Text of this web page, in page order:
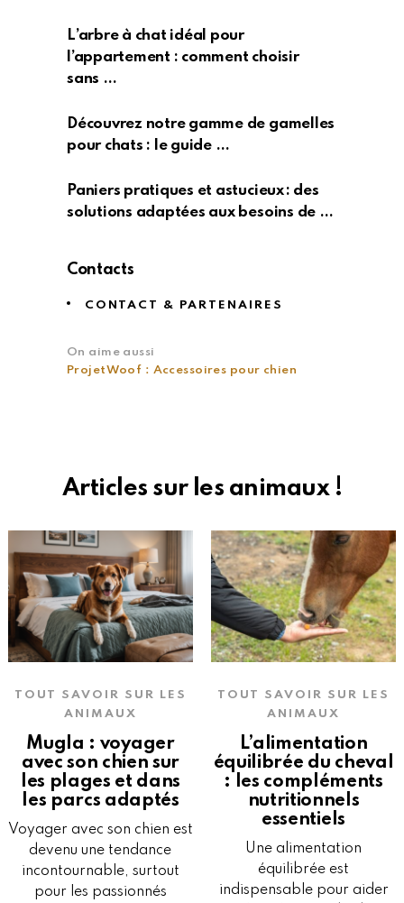
L’arbre à chat idéal pour
l’appartement : comment choisir
sans …
Découvrez notre gamme de gamelles
pour chats : le guide …
Paniers pratiques et astucieux : des
solutions adaptées aux besoins de …
Contacts
CONTACT & PARTENAIRES
On aime aussi
ProjetWoof : Accessoires pour chien
Articles sur les animaux !
TOUT SAVOIR SUR LES
ANIMAUX
Mugla : voyager
avec son chien sur
les plages et dans
les parcs adaptés
Voyager avec son chien est
devenu une tendance
incontournable, surtout
pour les passionnés
TOUT SAVOIR SUR LES
ANIMAUX
L’alimentation
équilibrée du cheval
: les compléments
nutritionnels
essentiels
Une alimentation
équilibrée est
indispensable pour aider